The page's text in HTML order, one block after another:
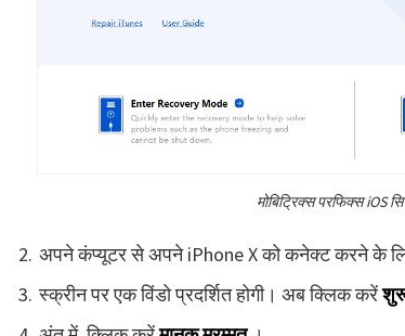
मोबिट्रिक्स परफिक्स iOS
अपने कंप्यूटर से अपने iPhone X को कनेक्ट करने के
स्क्रीन पर एक विंडो प्रदर्शित होगी। अब क्लिक करें